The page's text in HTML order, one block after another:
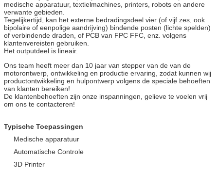
medische apparatuur, textielmachines, printers, robots en andere
verwante gebieden.
Tegelijkertijd, kan het externe bedradingsdeel vier (of vijf zes, ook
bipolaire of eenpolige aandrijving) bindende posten (lichte spelden)
of verbindende draden, of PCB van FPC FFC, enz. volgens
klantenvereisten gebruiken.
Het outputdeel is lineair.
Ons team heeft meer dan 10 jaar van stepper van de van de
motorontwerp, ontwikkeling en productie ervaring, zodat kunnen wij
productontwikkeling en hulpontwerp volgens de speciale behoeften
van klanten bereiken!
De klantenbehoeften zijn onze inspanningen, gelieve te voelen vrij
om ons te contacteren!
Typische Toepassingen
Medische apparatuur
Automatische Controle
3D Printer